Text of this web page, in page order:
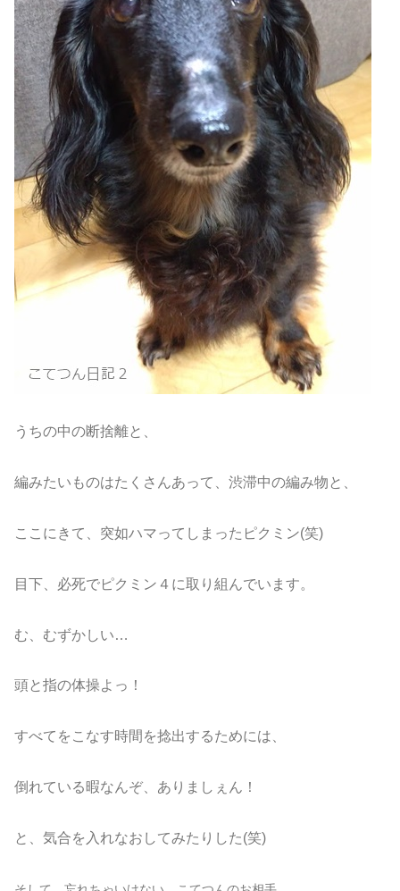
うちの中の断捨離と、
編みたいものはたくさんあって、渋滞中の編み物と、
ここにきて、突如ハマってしまったピクミン(笑)
目下、必死でピクミン４に取り組んでいます。
む、むずかしい…
頭と指の体操よっ！
すべてをこなす時間を捻出するためには、
倒れている暇なんぞ、ありましぇん！
と、気合を入れなおしてみたりした(笑)